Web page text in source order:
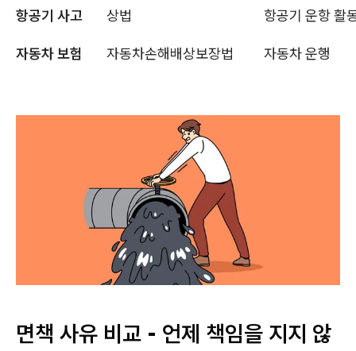
항공기 사고 상법 항공기 운항 활
자동차 보험 자동차손해배상보장법 자동차 운행
면책 사유 비교 - 언제 책임을 지지 않